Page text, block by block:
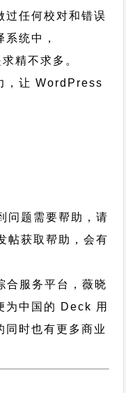
过任何校对和错误
统中，
求精不求多。
，让 WordPress
问题需要帮助，请
帖获取帮助，会有
服务平台，薇晓
为中国的 Deck 用
同时也有更多商业